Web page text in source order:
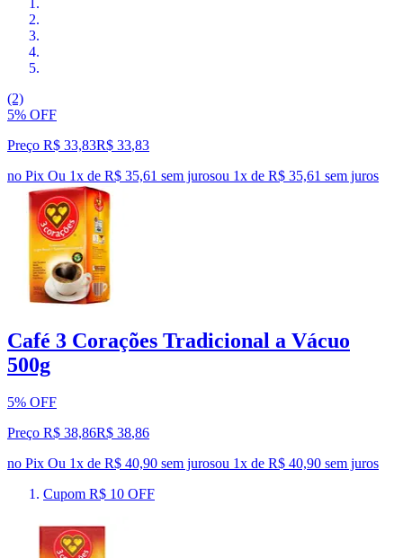
(2)
5% OFF
Preço R$ 33,83R$ 33,83
no Pix Ou 1x de R$ 35,61 sem jurosou 1x de R$ 35,61 sem juros
Café 3 Corações Tradicional a Vácuo
500g
5% OFF
Preço R$ 38,86R$ 38,86
no Pix Ou 1x de R$ 40,90 sem jurosou 1x de R$ 40,90 sem juros
Cupom R$ 10 OFF